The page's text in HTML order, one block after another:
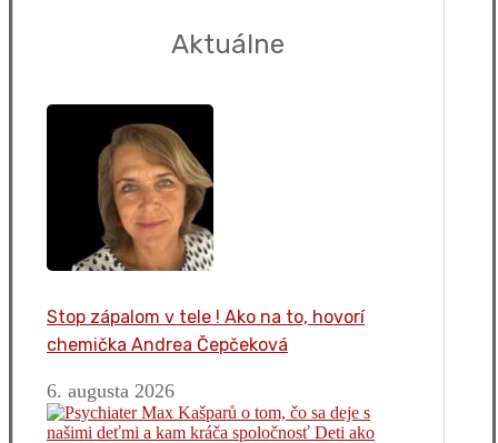
Aktuálne
Stop zápalom v tele ! Ako na to, hovorí
chemička Andrea Čepčeková
6. augusta 2026